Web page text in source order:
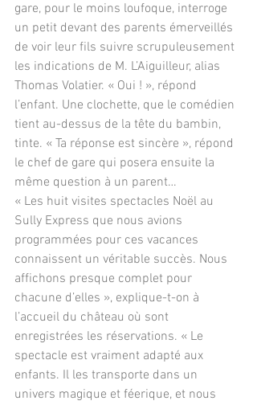
gare, pour le moins loufoque, interroge
un petit devant des parents émerveillés
de voir leur fils suivre scrupuleusement
les indications de M. L’Aiguilleur, alias
Thomas Volatier. « Oui ! », répond
l’enfant. Une clochette, que le comédien
tient au-dessus de la tête du bambin,
tinte. « Ta réponse est sincère », répond
le chef de gare qui posera ensuite la
même question à un parent…
« Les huit visites spectacles Noël au
Sully Express que nous avions
programmées pour ces vacances
connaissent un véritable succès. Nous
affichons presque complet pour
chacune d’elles », explique-t-on à
l’accueil du château où sont
enregistrées les réservations. « Le
spectacle est vraiment adapté aux
enfants. Il les transporte dans un
univers magique et féerique, et nous